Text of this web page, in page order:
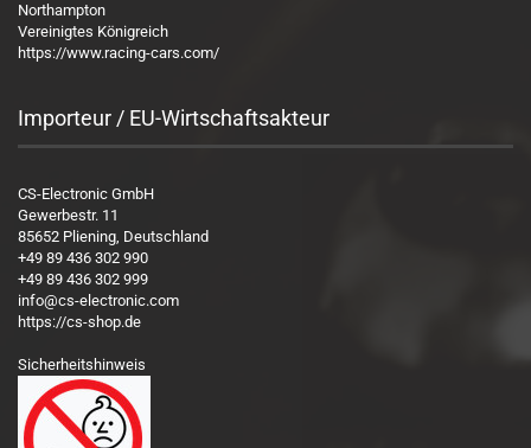
Northampton
Vereinigtes Königreich
https://www.racing-cars.com/
Importeur / EU-Wirtschaftsakteur
CS-Electronic GmbH
Gewerbestr. 11
85652 Pliening, Deutschland
+49 89 436 302 990
+49 89 436 302 999
info@cs-electronic.com
https://cs-shop.de
Sicherheitshinweis